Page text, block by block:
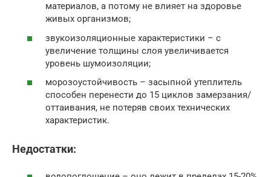
материалов, а потому не влияет на здоровье
живых организмов;
звукоизоляционные характеристики – с
увеличение толщины слоя увеличивается
уровень шумоизоляции;
морозоустойчивость – засыпной утеплитель
способен перенести до 15 циклов замерзания/
оттаивания, не потеряв своих технических
характеристик.
Недостатки: